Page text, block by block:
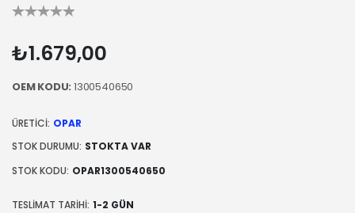
₺1.679,00
OEM KODU:1300540650
ÜRETICI: OPAR
STOK DURUMU: STOKTA VAR
STOK KODU: OPAR1300540650
TESLIMAT TARIHI: 1-2 GÜN